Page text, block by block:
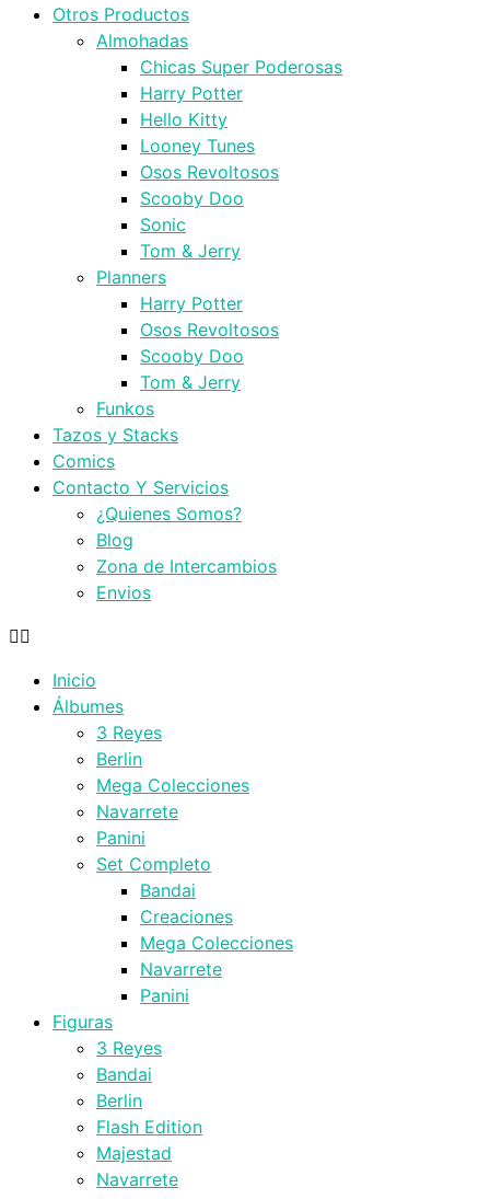
Otros Productos
Almohadas
Chicas Super Poderosas
Harry Potter
Hello Kitty
Looney Tunes
Osos Revoltosos
Scooby Doo
Sonic
Tom & Jerry
Planners
Harry Potter
Osos Revoltosos
Scooby Doo
Tom & Jerry
Funkos
Tazos y Stacks
Comics
Contacto Y Servicios
¿Quienes Somos?
Blog
Zona de Intercambios
Envios
Inicio
Álbumes
3 Reyes
Berlin
Mega Colecciones
Navarrete
Panini
Set Completo
Bandai
Creaciones
Mega Colecciones
Navarrete
Panini
Figuras
3 Reyes
Bandai
Berlin
Flash Edition
Majestad
Navarrete